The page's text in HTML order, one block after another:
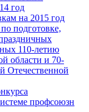
год
на 2015 год
подготовке,
110-летию
области и 70-
Отечественной
профсоюзн